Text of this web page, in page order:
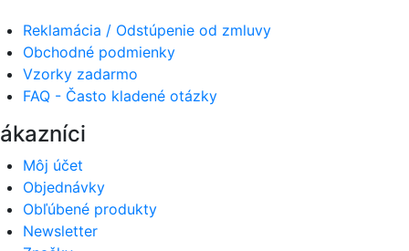
Reklamácia / Odstúpenie od zmluvy
Obchodné podmienky
Vzorky zadarmo
FAQ - Často kladené otázky
Môj účet
Objednávky
Obľúbené produkty
Newsletter